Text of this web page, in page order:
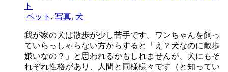
ト
ペット , 写真, 犬
我が家の犬は散歩が少し苦手です。ワンちゃんを飼っ
ていらっしゃらない方からすると「え？犬なのに散歩
嫌いなの？」と思われるかもしれませんが、犬にもそ
れぞれ性格があり、人間と同様様々です（と知ってい